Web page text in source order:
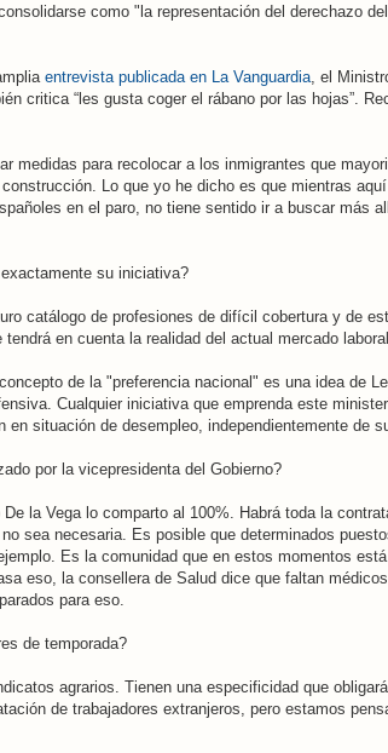
como "la representación del derechazo
entrevista publicada en La Vanguardia , el
critica “les gusta coger el rábano por las hojas”.
medidas para recolocar a los inmigrantes que
Lo que yo he dicho es que mientras
en el paro, no tiene sentido ir a buscar más
su iniciativa?
catálogo de profesiones de difícil cobertura y de
en cuenta la realidad del actual mercado
de la "preferencia nacional" es una idea de
Cualquier iniciativa que emprenda este
en situación de desempleo, independientemente de
por la vicepresidenta del Gobierno?
la Vega lo comparto al 100%. Habrá toda la
sea necesaria. Es posible que determinados
Es la comunidad que en estos momentos
eso, la consellera de Salud dice que faltan
para eso.
de temporada?
agrarios. Tienen una especificidad que obligará
de trabajadores extranjeros, pero estamos